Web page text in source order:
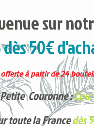
sur
dès 50€
à partir de 24
Petite Couronne :
toute la Francedès